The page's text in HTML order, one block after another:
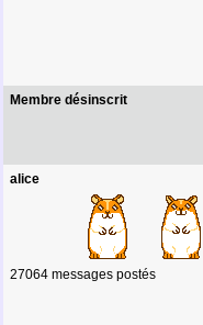
Membre désinscrit
alice
27064 messages postés